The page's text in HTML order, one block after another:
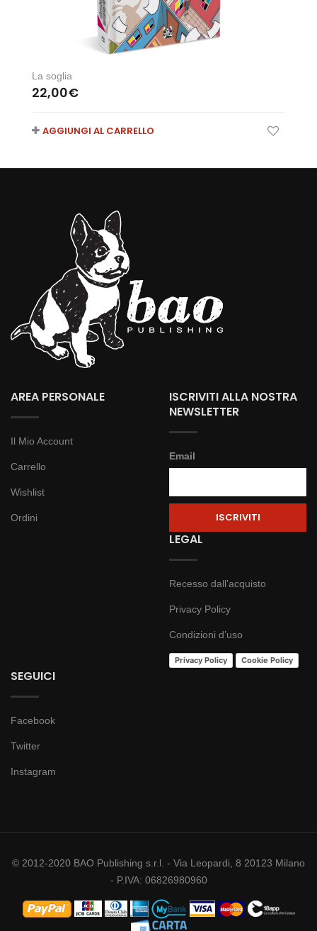
La soglia
22,00€
AGGIUNGI AL CARRELLO
AREA PERSONALE
Il Mio Account
Carrello
Wishlist
Ordini
ISCRIVITI ALLA NOSTRA
NEWSLETTER
Email
LEGAL
Recesso dall’acquisto
Privacy Policy
Condizioni d’uso
Privacy Policy Cookie Policy
SEGUICI
Facebook
Twitter
Instagram
© 2012-2020 BAO Publishing s.r.l. - Via Leopardi, 8 20123 Milano
- P.IVA: 06826980960